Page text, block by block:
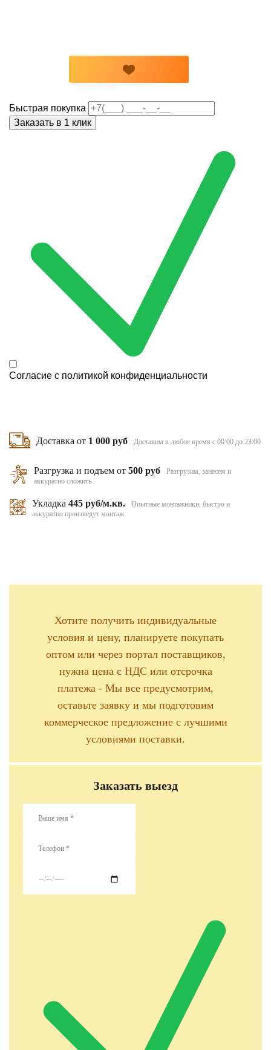
Быстрая покупка
Согласие с политикой конфиденциальности
Доставка от 1 000 руб Доставим в любое время с 00:00 до 23:00
Разгрузка и подъем от500 руб
Разгрузим, занесем и
аккуратно сложить
Укладка 445 руб/м.кв.
Опытные монтажники, быстро и
аккуратно произведут монтаж
Хотите получить индивидуальные
условия и цену, планируете покупать
оптом или через портал поставщиков,
нужна цена с НДС или отсрочка
платежа - Мы все предусмотрим,
оставьте заявку и мы подготовим
коммерческое предложение с лучшими
условиями поставки.
Заказать выезд